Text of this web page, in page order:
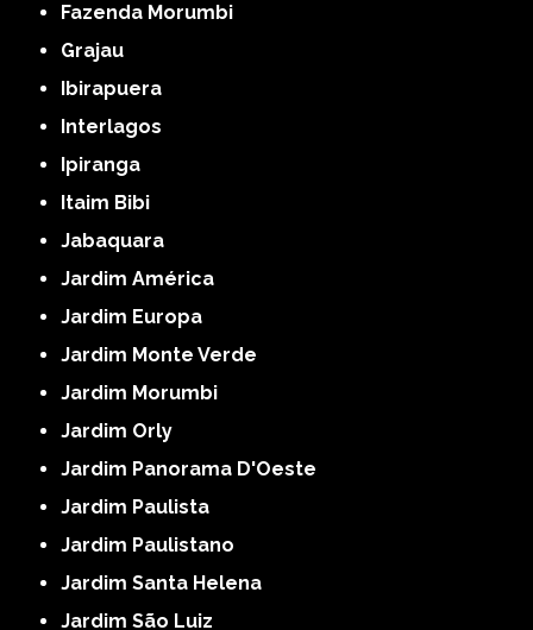
Fazenda Morumbi
Grajau
Ibirapuera
Interlagos
Ipiranga
Itaim Bibi
Jabaquara
Jardim América
Jardim Europa
Jardim Monte Verde
Jardim Morumbi
Jardim Orly
Jardim Panorama D'Oeste
Jardim Paulista
Jardim Paulistano
Jardim Santa Helena
Jardim São Luiz